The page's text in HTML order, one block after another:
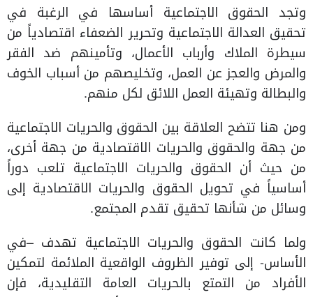
وتجد الحقوق الاجتماعية أساسها في الرغبة في
تحقيق العدالة الاجتماعية وتحرير الضعفاء اقتصادياً من
سيطرة الملاك وأرباب الأعمال، وتأمينهم ضد الفقر
والمرض والعجز عن العمل، وتخليصهم من أسباب الخوف
والبطالة وتهيئة العمل اللائق لكل منهم.
ومن هنا تتضح العلاقة بين الحقوق والحريات الاجتماعية
من جهة والحقوق والحريات الاقتصادية من جهة أخرى،
من حيث أن الحقوق والحريات الاجتماعية تلعب دوراً
أساسياً في تحويل الحقوق والحريات الاقتصادية إلى
وسائل من شأنها تحقيق تقدم المجتمع.
ولما كانت الحقوق والحريات الاجتماعية تهدف –في
الأساس- إلى توفير الظروف الواقعية الملائمة لتمكين
الأفراد من التمتع بالحريات العامة التقليدية، فإن